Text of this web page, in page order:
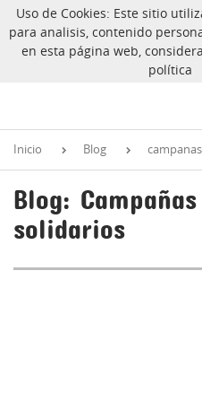
Warning: Undefined array key
/var/www/vhosts/
Inicio Blog
Blog:
solidarios
Uso de Cookies: Este sitio
para analisis, contenido
en esta página web,
política